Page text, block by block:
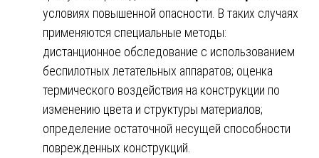
условиях повышенной опасности. В таких случаях
применяются специальные методы:
дистанционное обследование с использованием
беспилотных летательных аппаратов; оценка
термического воздействия на конструкции по
изменению цвета и структуры материалов;
определение остаточной несущей способности
поврежденных конструкций.